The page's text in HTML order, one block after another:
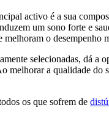
activo é a sua
um sono forte e
o desempenho
selecionadas, dá
melhorar a qualidade
os que sofrem de